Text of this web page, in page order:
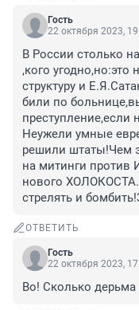
Гость
22 октября 2023,
В России столько
,кого угодно,но:это
структуру и
били по
Неужели умные
решили штаты!Чем
на митинги против
нового
стрелять и
ОТВЕТИТЬ
Гость
22 октября 2023,
Во! Сколько